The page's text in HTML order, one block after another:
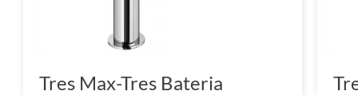
Tres Max-Tres Bateria